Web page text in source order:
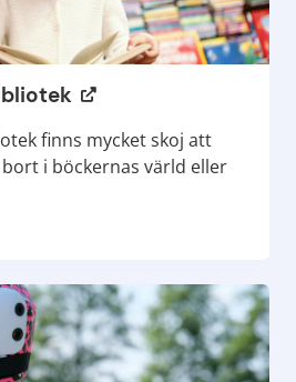
finns mycket skoj att
i böckernas värld eller